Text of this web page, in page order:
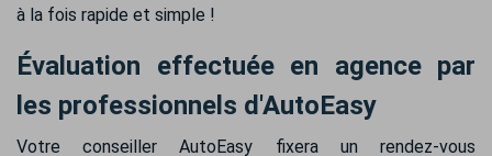
à la fois rapide et simple !
Évaluation effectuée en agence par
les professionnels d'AutoEasy
Votre conseiller AutoEasy fixera un rendez-vous